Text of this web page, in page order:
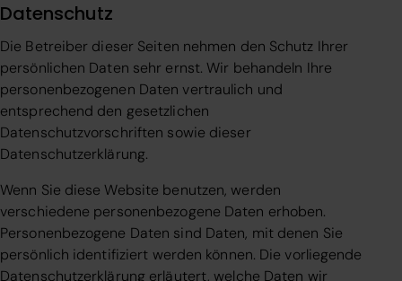
Datenschutz
Die Betreiber dieser Seiten nehmen den Schutz Ihrer
persönlichen Daten sehr ernst. Wir behandeln Ihre
personenbezogenen Daten vertraulich und
entsprechend den gesetzlichen
Datenschutzvorschriften sowie dieser
Datenschutzerklärung.
Wenn Sie diese Website benutzen, werden
verschiedene personenbezogene Daten erhoben.
Personenbezogene Daten sind Daten, mit denen Sie
persönlich identifiziert werden können. Die vorliegende
Datenschutzerklärung erläutert, welche Daten wir